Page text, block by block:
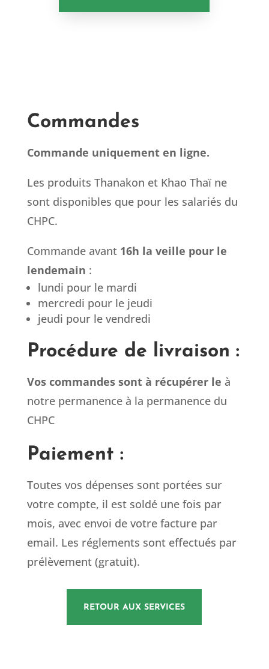
Commandes
Commande uniquement en ligne.
Les produits Thanakon et Khao Thaï ne
sont disponibles que pour les salariés du
CHPC.
Commande avant 16h la veille pour le
lendemain :
lundi pour le mardi
mercredi pour le jeudi
jeudi pour le vendredi
Procédure de livraison :
Vos commandes sont à récupérer le à
notre permanence à la permanence du
CHPC
Paiement :
Toutes vos dépenses sont portées sur
votre compte, il est soldé une fois par
mois, avec envoi de votre facture par
email. Les réglements sont effectués par
prélèvement (gratuit).
RETOUR AUX SERVICES